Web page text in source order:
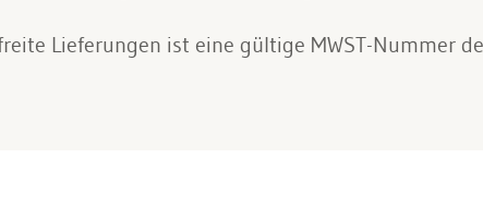
Lieferungen ist eine gültige MWST-Nummer